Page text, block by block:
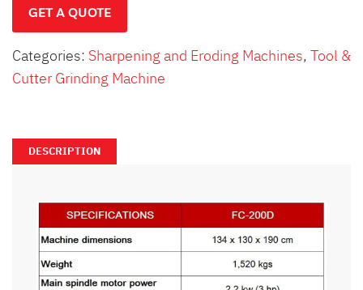
GET A QUOTE
Categories: Sharpening and Eroding Machines, Tool &
Cutter Grinding Machine
DESCRIPTION